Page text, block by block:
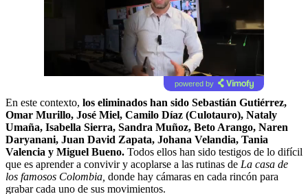
powered by
En este contexto, los eliminados han sido Sebastián Gutiérrez,
Omar Murillo, José Miel, Camilo Díaz (Culotauro), Nataly
Umaña, Isabella Sierra, Sandra Muñoz, Beto Arango, Naren
Daryanani, Juan David Zapata, Johana Velandia, Tania
Valencia y Miguel Bueno. Todos ellos han sido testigos de lo difícil
que es aprender a convivir y acoplarse a las rutinas de La casa de
los famosos Colombia, donde hay cámaras en cada rincón para
grabar cada uno de sus movimientos.